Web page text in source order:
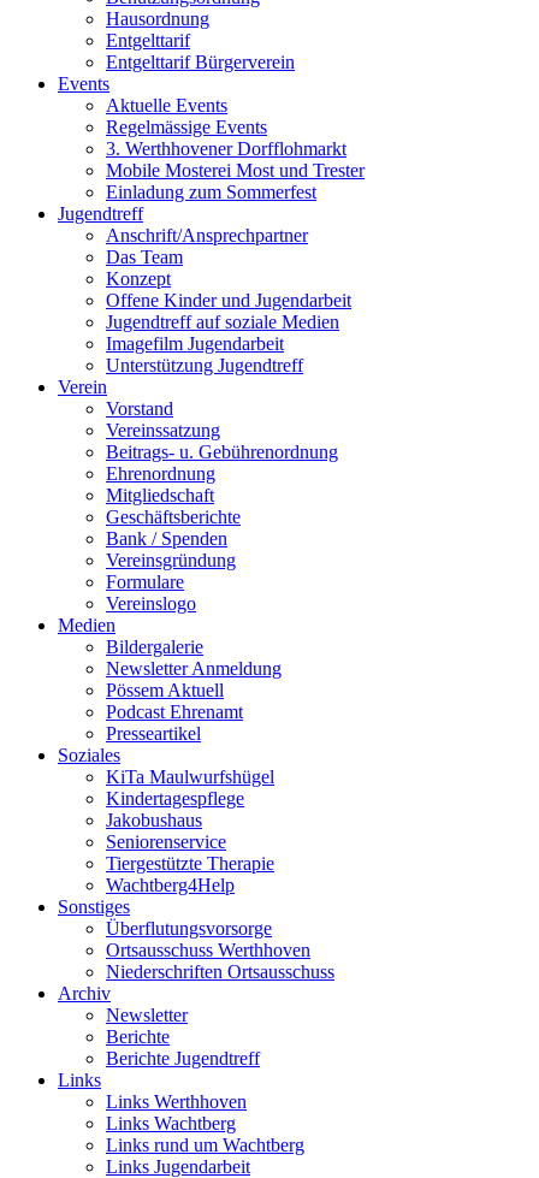
Hausordnung
Entgelttarif
Entgelttarif Bürgerverein
Events
Aktuelle Events
Regelmässige Events
3. Werthhovener Dorfflohmarkt
Mobile Mosterei Most und Trester
Einladung zum Sommerfest
Jugendtreff
Anschrift/Ansprechpartner
Das Team
Konzept
Offene Kinder und Jugendarbeit
Jugendtreff auf soziale Medien
Imagefilm Jugendarbeit
Unterstützung Jugendtreff
Verein
Vorstand
Vereinssatzung
Beitrags- u. Gebührenordnung
Ehrenordnung
Mitgliedschaft
Geschäftsberichte
Bank / Spenden
Vereinsgründung
Formulare
Vereinslogo
Medien
Bildergalerie
Newsletter Anmeldung
Pössem Aktuell
Podcast Ehrenamt
Presseartikel
Soziales
KiTa Maulwurfshügel
Kindertagespflege
Jakobushaus
Seniorenservice
Tiergestützte Therapie
Wachtberg4Help
Sonstiges
Überflutungsvorsorge
Ortsausschuss Werthhoven
Niederschriften Ortsausschuss
Archiv
Newsletter
Berichte
Berichte Jugendtreff
Links
Links Werthhoven
Links Wachtberg
Links rund um Wachtberg
Links Jugendarbeit